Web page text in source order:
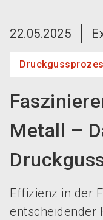
22.05.2025
Metall –
Effizienz in der
entscheidender